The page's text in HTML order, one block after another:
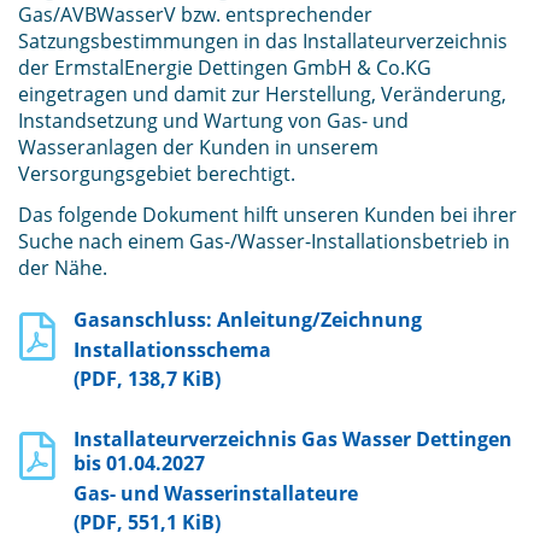
Gas/AVBWasserV bzw. entsprechender
Satzungsbestimmungen in das Installateurverzeichnis
der ErmstalEnergie Dettingen GmbH & Co.KG
eingetragen und damit zur Herstellung, Veränderung,
Instandsetzung und Wartung von Gas- und
Wasseranlagen der Kunden in unserem
Versorgungsgebiet berechtigt.
Das folgende Dokument hilft unseren Kunden bei ihrer
Suche nach einem Gas-/Wasser-Installationsbetrieb in
der Nähe.
Gasanschluss: Anleitung/Zeichnung
Installationsschema
(PDF, 138,7 KiB)
Installateurverzeichnis Gas Wasser Dettingen
bis 01.04.2027
Gas- und Wasserinstallateure
(PDF, 551,1 KiB)